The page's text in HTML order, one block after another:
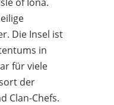
Die Insel ist
in
für viele
der
Clan-Chefs.